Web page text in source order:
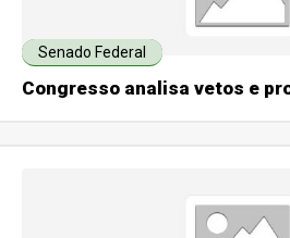
Senado Federal
Congresso analisa vetos e